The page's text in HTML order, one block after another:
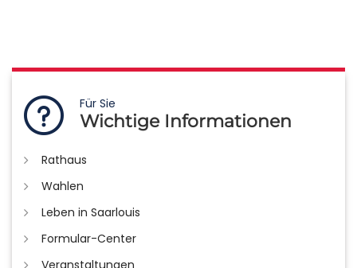
Für Sie
Wichtige Informationen
Rathaus
Wahlen
Leben in Saarlouis
Formular-Center
Veranstaltungen